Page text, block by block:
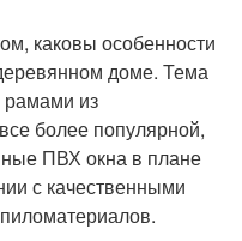
каковы особенности
доме. Тема
рамами из
более популярной,
ПВХ окна в плане
с качественными